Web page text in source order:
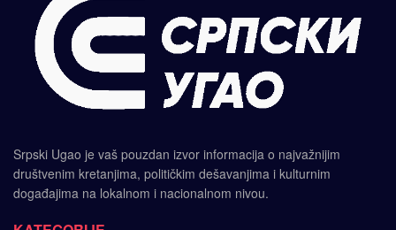
Srpski Ugao je vaš pouzdan izvor informacija o najvažnijim
društvenim kretanjima, političkim dešavanjima i kulturnim
događajima na lokalnom i nacionalnom nivou.